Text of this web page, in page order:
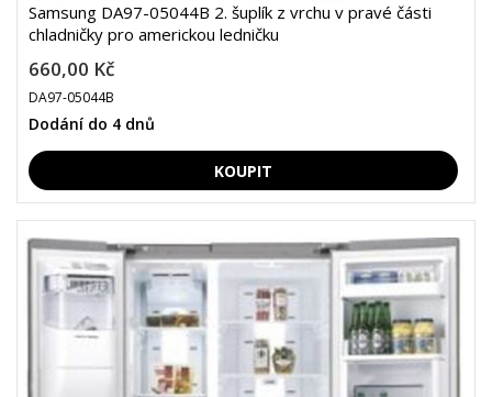
Samsung DA97-05044B 2. šuplík z vrchu v pravé části
chladničky pro americkou ledničku
660,00 Kč
DA97-05044B
Dodání do 4 dnů